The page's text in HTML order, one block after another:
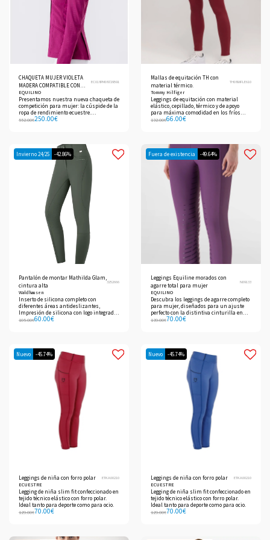
CHAQUETA MUJER VIOLETA
MADERA COMPATIBLE CON
CHALECO AIRBAG
EC018PM08729591
EQUILINO
Presentamos nuestra nueva chaqueta de
competición para mujer: la cúspide de la
ropa de rendimiento ecuestre.
Confeccionada con el avanzado tejido
rendirás al máximo.
552.00€250.00€
Mallas de equitación TH con
material térmico.
TH08WFLE610
Tommy Hilfiger
Leggings de equitación con material
elástico, cepillado, térmico y de apoyo
para máxima comodidad en los fríos
días de invierno.
132.00€66.00€
Invierno 24/25 -42.86%
Pantalón de montar Mathilda Glam,
cintura alta
3252666
Waldhausen
Inserto de silicona completo con
diferentes áreas antideslizantes,
Impresión de silicona con logo integrado
en el inserto
105.00€60.00€
Fuera de existencia -49.64%
Leggings Equiline morados con
agarre total para mujer
N09133
EQUILINO
Descubra los leggings de agarre completo
para mujer, diseñados para un ajuste
perfecto con la distintiva cinturilla en
"V".
139.00€70.00€
Nuevo -45.74%
Leggings de niña con forro polar ETKA00210
ECUESTRE
Legging de niña slim fit confeccionado en
tejido técnico elástico con forro polar.
Ideal tanto para deporte como para ocio.
129.00€70.00€
Nuevo -45.74%
Leggings de niña con forro polar ETKA00210
ECUESTRE
Legging de niña slim fit confeccionado en
tejido técnico elástico con forro polar.
Ideal tanto para deporte como para ocio.
129.00€70.00€